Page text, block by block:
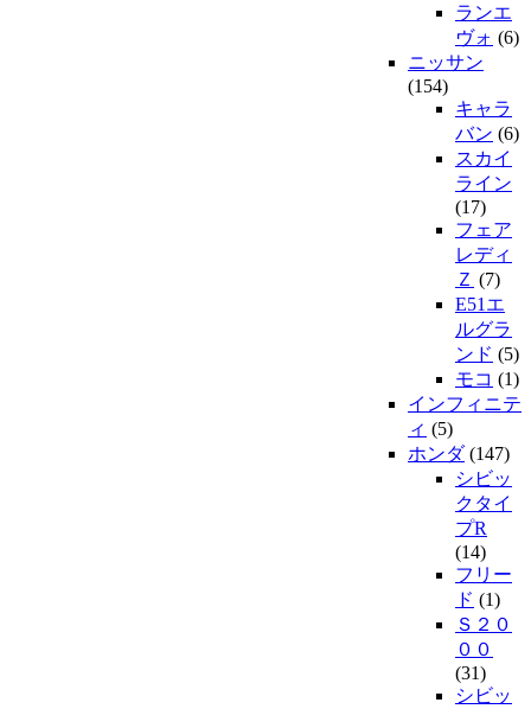
ランエ
ヴォ (6)
ニッサン
(154)
キャラ
バン (6)
スカイ
ライン
(17)
フェア
レディ
Ｚ (7)
E51エ
ルグラ
ンド (5)
モコ (1)
インフィニテ
ィ (5)
ホンダ(147)
シビッ
クタイ
プR
(14)
フリー
ド (1)
Ｓ２０
００
(31)
シビッ